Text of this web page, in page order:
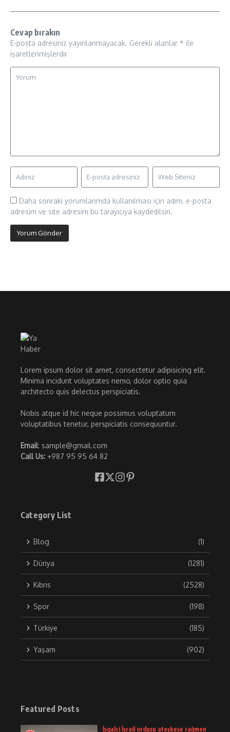
Cevap bırakın
E-posta adresiniz yayınlanmayacak. Gerekli alanlar * ile
işaretlenmişlerdir
Daha sonraki yorumlarımda kullanılması için adım, e-posta
adresim ve site adresim bu tarayıcıya kaydedilsin.
Lorem ipsum dolor sit amet, consectetur adipisicing elit.
Minima incidunt voluptates nemo, dolor optio quia
architecto quis delectus perspiciatis.
Nobis atque id hic neque possimus voluptatum
voluptatibus tenetur, perspiciatis consequuntur.
Email: sample@gmail.com
Call Us: +987 95 95 64 82
Category List
Blog (1)
Dünya (1281)
Kıbrıs (2528)
Spor (198)
Türkiye (185)
Yaşam (902)
Featured Posts
İşgalci İsrail ordusu ateşkese rağmen